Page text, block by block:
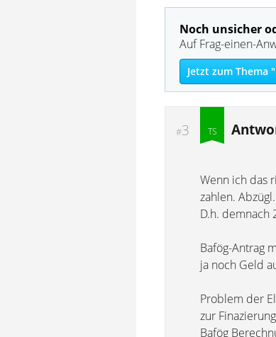
Noch unsicher
Auf Frag-einen-
Jetzt zum Thema
#3
Wenn ich das
zahlen.
D.h. demnach
Bafög-Antrag
ja noch Geld
Problem der
zur
Bafög